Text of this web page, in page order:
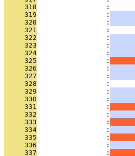
     318
:
     319
                 :
     320
                 :
     321
:
     322
                 :
     323
                 :
     324
                 :
     325
                 :
     326
                 :
     327
                 :
     328
:
     329
                 :
     330
                 :
     331
                 :
     332
                 :
     333
                 :
     334
                 :
     335
                 :
     336
                 :
     337
                 :